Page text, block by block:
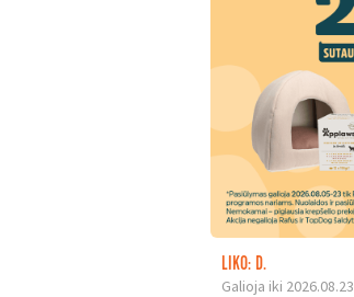
LIKO: D.
Galioja iki 2026.08.23